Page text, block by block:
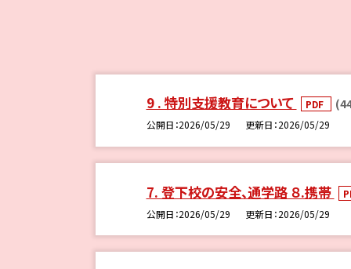
9 . 特別支援教育について PDF
公開日 2026/05/29 更新日 2026/05/29
7. 登下校の安全、通学路 ８.携帯
公開日 2026/05/29 更新日 2026/05/29